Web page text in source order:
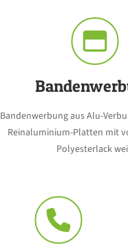
Bandenwerbung aus Alu-
Reinaluminium-Platten mit
Polyesterlack